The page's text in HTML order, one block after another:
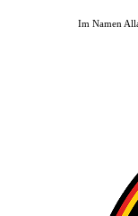
Im Namen